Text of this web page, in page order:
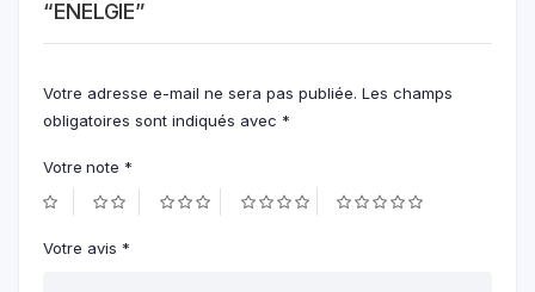
“ENELGIE”
Votre adresse e-mail ne sera pas publiée. Les champs
obligatoires sont indiqués avec *
Votre note *
Votre avis *